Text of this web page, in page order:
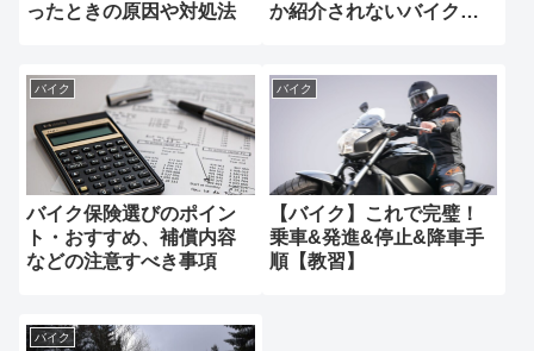
ったときの原因や対処法
か紹介されないバイク選
バイク
バイク保険選びのポイン
ト・おすすめ、補償内容
などの注意すべき事項
バイク
【バイク】これで完璧！
乗車&発進&停止&降車手
順【教習】
バイク